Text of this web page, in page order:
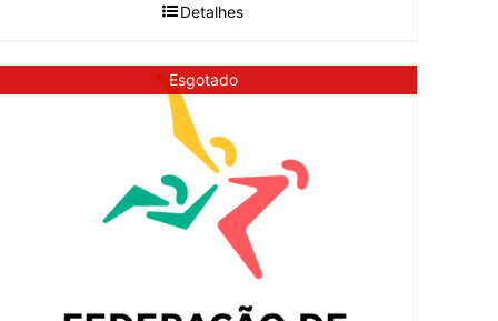
Detalhes
Esgotado